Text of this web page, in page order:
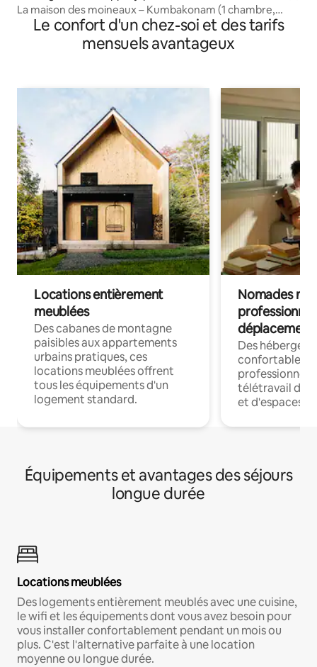
La maison des moineaux – Kumbakonam (1 chambre,
1 salle de bain, 1 cuisine, premier étage)
Le confort d'un chez-soi et des tarifs
mensuels avantageux
Locations entièrement
meublées
Des cabanes de montagne
paisibles aux appartements
urbains pratiques, ces
locations meublées offrent
tous les équipements d'un
logement standard.
Nomades
déplacement
Des
confortables
professionnels
télétravail
et d'espaces
Équipements et avantages des séjours
longue durée
Locations meublées
Des logements entièrement meublés avec une cuisine,
le wifi et les équipements dont vous avez besoin pour
vous installer confortablement pendant un mois ou
plus. C'est l'alternative parfaite à une location
moyenne ou longue durée.